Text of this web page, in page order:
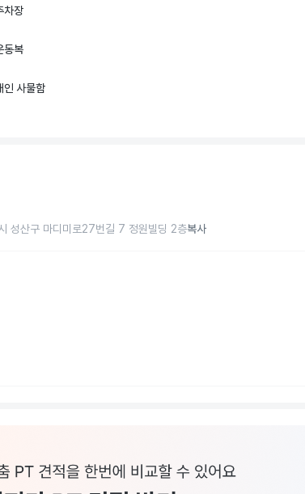
차장
동복
인 사물함
성산구 마디미로27번길 7 정원빌딩 2층복사